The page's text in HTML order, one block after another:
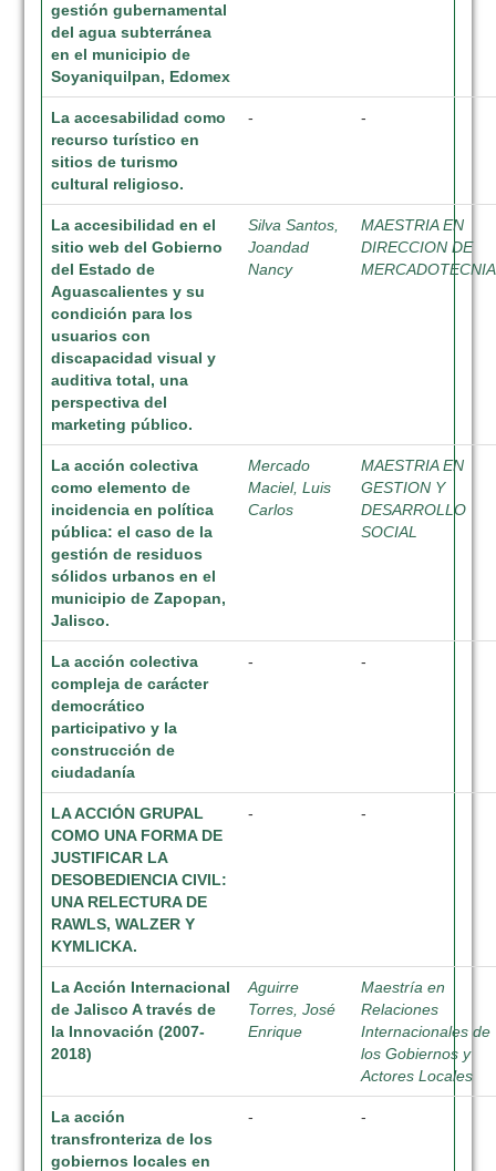
gestión gubernamental
del agua subterránea
en el municipio de
Soyaniquilpan, Edomex
La accesabilidad como
recurso turístico en
sitios de turismo
cultural religioso.
- -
La accesibilidad en el
sitio web del Gobierno
del Estado de
Aguascalientes y su
condición para los
usuarios con
discapacidad visual y
auditiva total, una
perspectiva del
marketing público.
Silva Santos,
Joandad
Nancy
MAESTRIA EN
DIRECCION DE
MERCADOTECNIA
La acción colectiva
como elemento de
incidencia en política
pública: el caso de la
gestión de residuos
sólidos urbanos en el
municipio de Zapopan,
Jalisco.
Mercado
Maciel, Luis
Carlos
MAESTRIA EN
GESTION Y
DESARROLLO
SOCIAL
La acción colectiva
compleja de carácter
democrático
participativo y la
construcción de
ciudadanía
- -
LA ACCIÓN GRUPAL
COMO UNA FORMA DE
JUSTIFICAR LA
DESOBEDIENCIA CIVIL:
UNA RELECTURA DE
RAWLS, WALZER Y
KYMLICKA.
- -
La Acción Internacional
de Jalisco A través de
la Innovación (2007-
2018)
Aguirre
Torres, José
Enrique
Maestría en
Relaciones
Internacionales de
los Gobiernos y
Actores Locales
La acción
transfronteriza de los
gobiernos locales en
- -